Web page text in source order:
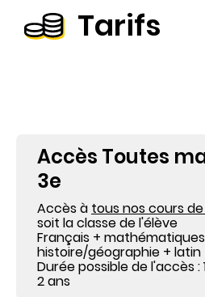
Tarifs
Accès Toutes
3e
Accès à tous nos cours
soit la classe de l'élève
Français +
histoire/géographie + latin
Durée possible de l'accès :
2 ans